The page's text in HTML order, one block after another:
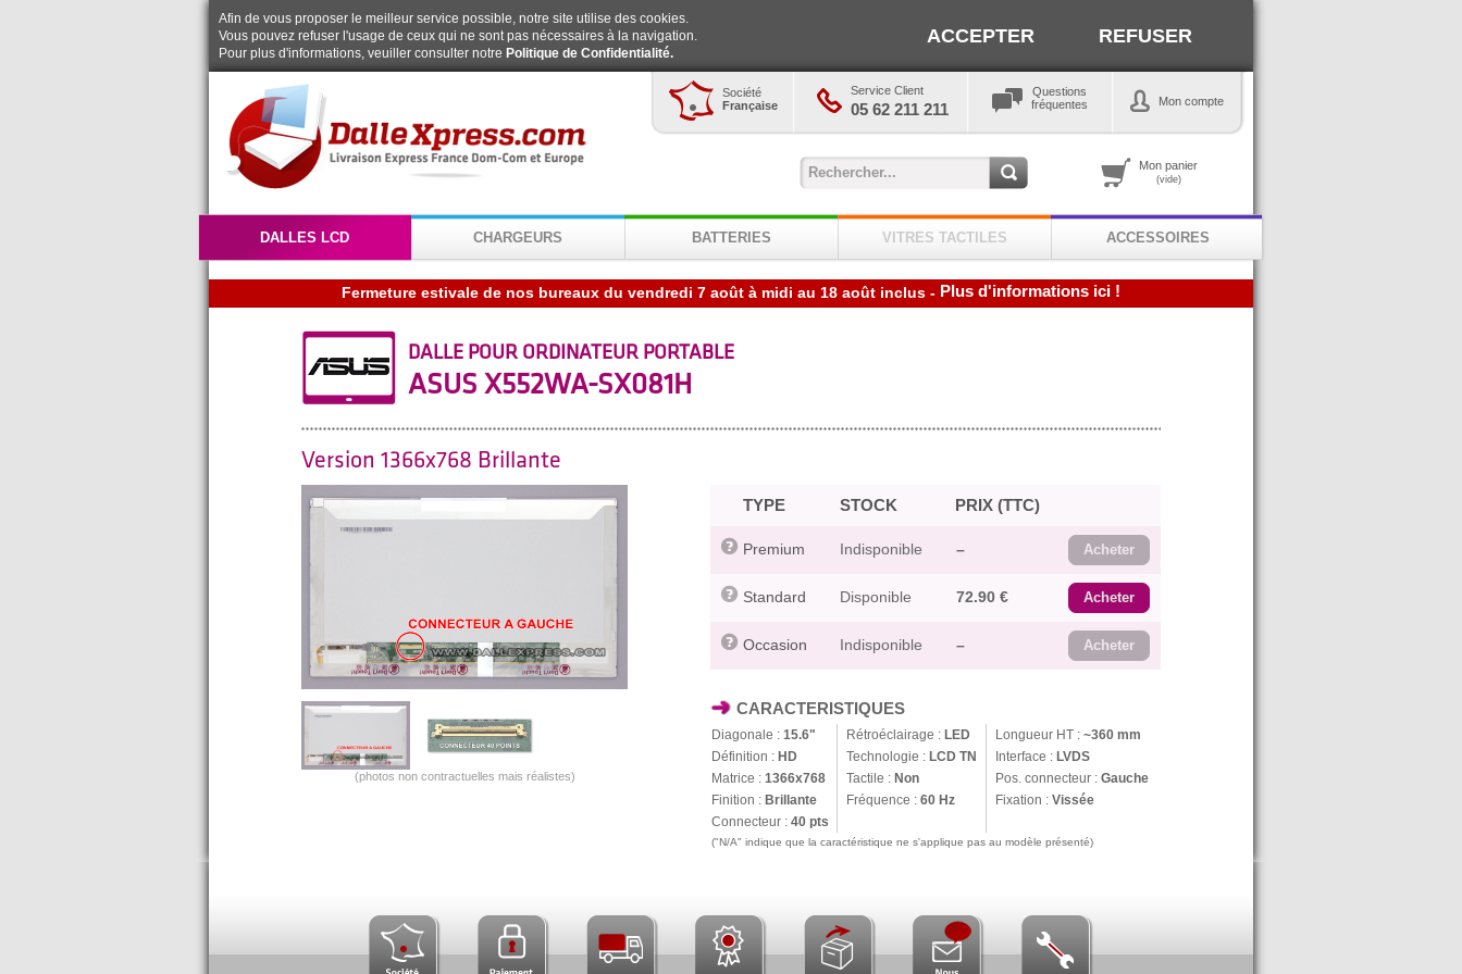
Afin de vous proposer le meilleur service possible, notre site utilise des cookies.
Vous pouvez refuser l'usage de ceux qui ne sont pas nécessaires à la navigation.
Pour plus d'informations, veuiller consulter notre Politique de Confidentialité.
ACCEPTER REFUSER
Société
Française
Service Client
05 62 211 211
Questions
fréquentes
Mon compte
Mon panier
(vide)
DALLES LCD CHARGEURS BATTERIES VITRES TACTILES ACCESSOIRES
- Plus d'informations ici !
DALLE POUR ORDINATEUR PORTABLE
ASUS X552WA-SX081H
Version 1366x768 Brillante
(photos non contractuelles mais réalistes)
TYPE STOCK PRIX (TTC)
Premium Indisponible – Acheter
Standard Disponible 72.90 € Acheter
Occasion Indisponible – Acheter
CARACTERISTIQUES
Diagonale : 15.6" Rétroéclairage : LED Longueur HT : ~360 mm
Définition : HD Technologie : LCD TN Interface : LVDS
Matrice : 1366x768 Tactile : Non Pos. connecteur : Gauche
Finition : Brillante Fréquence : 60 Hz Fixation : Vissée
Connecteur : 40 pts
("N/A" indique que la caractéristique ne s'applique pas au modèle présenté)